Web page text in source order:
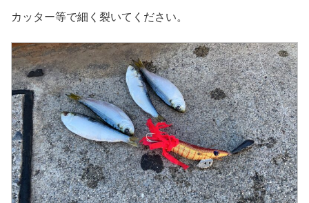
カッター等で細く裂いてください。